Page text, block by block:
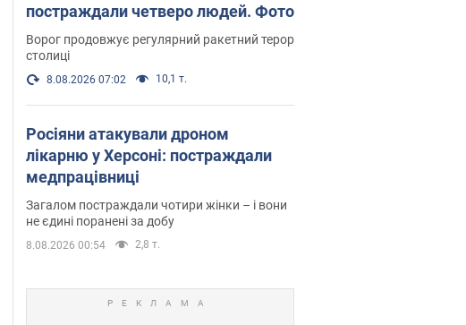
постраждали четверо людей. Фото
Ворог продовжує регулярний ракетний терор
столиці
8.08.2026 07:02 10,1 т.
Росіяни атакували дроном
лікарню у Херсоні: постраждали
медпрацівниці
Загалом постраждали чотири жінки – і вони
не єдині поранені за добу
8.08.2026 00:54 2,8 т.